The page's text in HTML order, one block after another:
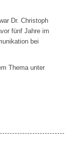
Dr. Christoph
fünf Jahre im
bei
Thema unter